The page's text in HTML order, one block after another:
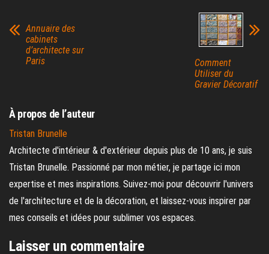
Annuaire des
cabinets
d’architecte sur
Paris
Comment
Utiliser du
Gravier Décoratif
À propos de l’auteur
Tristan Brunelle
Architecte d'intérieur & d'extérieur depuis plus de 10 ans, je suis
Tristan Brunelle. Passionné par mon métier, je partage ici mon
expertise et mes inspirations. Suivez-moi pour découvrir l'univers
de l'architecture et de la décoration, et laissez-vous inspirer par
mes conseils et idées pour sublimer vos espaces.
Laisser un commentaire